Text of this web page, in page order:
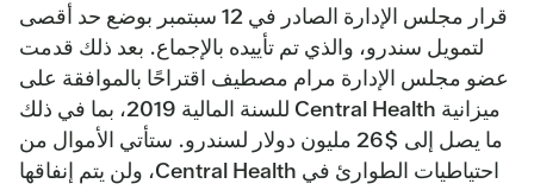
قرار مجلس الإدارة الصادر في 12 سبتمبر بوضع حد أقصى
لتمويل سندرو، والذي تم تأييده بالإجماع. بعد ذلك قدمت
عضو مجلس الإدارة مرام مصطيف اقتراحًا بالموافقة على
ميزانية Central Health للسنة المالية 2019، بما في ذلك
ما يصل إلى $26 مليون دولار لسندرو. ستأتي الأموال من
احتياطيات الطوارئ في Central Health، ولن يتم إنفاقها